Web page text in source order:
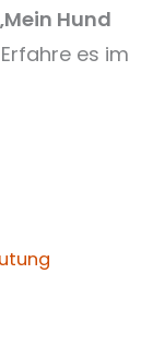
Hund
es im